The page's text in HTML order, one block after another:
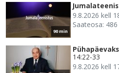
90 min
9.8.2026 kell
Saateosa: 486
14:22-33
9.8.2026 kell